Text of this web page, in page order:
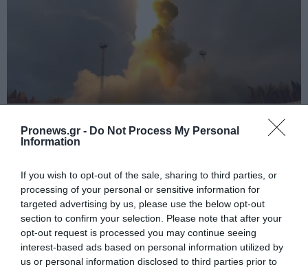
Pronews.gr - Do Not Process My Personal
Information
If you wish to opt-out of the sale, sharing to third parties, or
processing of your personal or sensitive information for
targeted advertising by us, please use the below opt-out
section to confirm your selection. Please note that after your
opt-out request is processed you may continue seeing
interest-based ads based on personal information utilized by
us or personal information disclosed to third parties prior to
Τα ρωσικά καταφύγια που φυλάσσονται
μπορεί να καταστρέψει «μία
Θεσσαλονίκη»
06.08.2026 | 22:11